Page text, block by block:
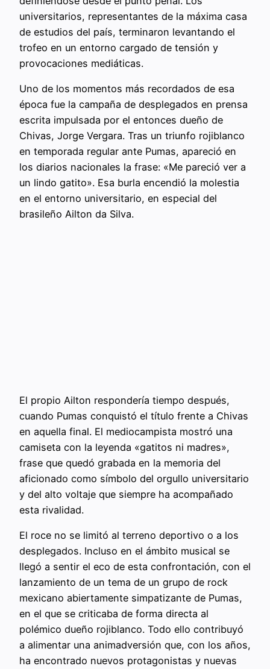
universitarios, representantes de la máxima casa
de estudios del país, terminaron levantando el
trofeo en un entorno cargado de tensión y
provocaciones mediáticas.
Uno de los momentos más recordados de esa
época fue la campaña de desplegados en prensa
escrita impulsada por el entonces dueño de
Chivas, Jorge Vergara. Tras un triunfo rojiblanco
en temporada regular ante Pumas, apareció en
los diarios nacionales la frase: «Me pareció ver a
un lindo gatito». Esa burla encendió la molestia
en el entorno universitario, en especial del
brasileño Ailton da Silva.
El propio Ailton respondería tiempo después,
cuando Pumas conquistó el título frente a Chivas
en aquella final. El mediocampista mostró una
camiseta con la leyenda «gatitos ni madres»,
frase que quedó grabada en la memoria del
aficionado como símbolo del orgullo universitario
y del alto voltaje que siempre ha acompañado
esta rivalidad.
El roce no se limitó al terreno deportivo o a los
desplegados. Incluso en el ámbito musical se
llegó a sentir el eco de esta confrontación, con el
lanzamiento de un tema de un grupo de rock
mexicano abiertamente simpatizante de Pumas,
en el que se criticaba de forma directa al
polémico dueño rojiblanco. Todo ello contribuyó
a alimentar una animadversión que, con los años,
ha encontrado nuevos protagonistas y nuevas